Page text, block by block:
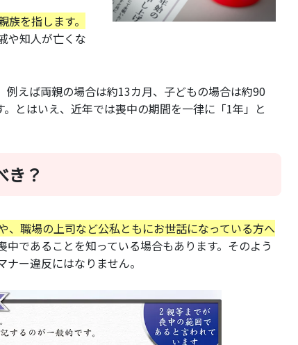
を指します。
や知人が亡くな
えば両親の場合は約13カ月、子どもの場合は約90
とはいえ、近年では喪中の期間を一律に「1年」と
き？
職場の上司など公私ともにお世話になっている方へ
であることを知っている場合もあります。そのよう
ー違反にはなりません。